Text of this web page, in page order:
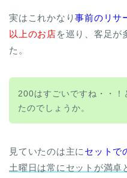
実はこれかなり事前のリサ
以上のお店を巡り、客足が
た。
200はすごいですね・・！
たのでしょうか。
見ていたのは主にセットで
土曜日は常にセットが満卓